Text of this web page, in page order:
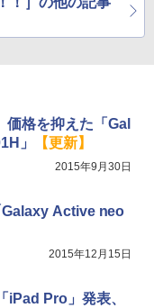
価格を抑えた「Gal
」
【更新】
2015年9月30日
Galaxy Active neo
2015年12月15日
iPad Pro」発表、